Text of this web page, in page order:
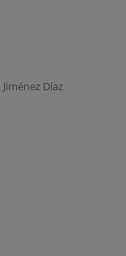
Díaz